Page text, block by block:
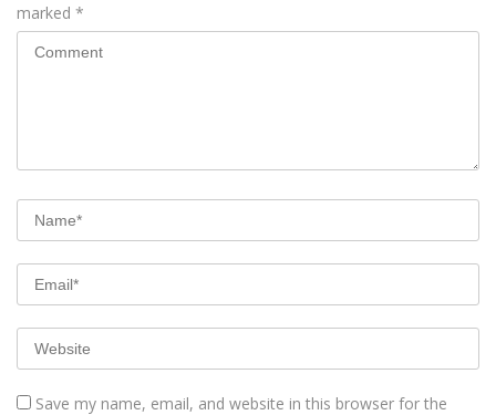
marked *
Save my name, email, and website in this browser for the